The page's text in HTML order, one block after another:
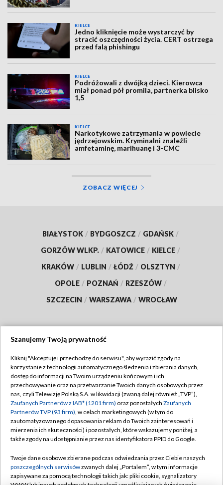
KIELCE
Jedno kliknięcie może wystarczyć by
stracić oszczędności życia. CERT ostrzega
przed falą phishingu
KIELCE
Podróżowali z dwójką dzieci. Kierowca
miał ponad pół promila, partnerka blisko
1,5
KIELCE
Narkotykowe zatrzymania w powiecie
jędrzejowskim. Kryminalni znaleźli
amfetaminę, marihuanę i 3-CMC
ZOBACZ WIĘCEJ
BIAŁYSTOK / BYDGOSZCZ / GDAŃSK /
GORZÓW WLKP. / KATOWICE / KIELCE /
KRAKÓW / LUBLIN / ŁÓDŹ / OLSZTYN /
OPOLE / POZNAŃ / RZESZÓW /
SZCZECIN / WARSZAWA / WROCŁAW
TVP
Abonament TVP
Emisja w TVP
Centrum informacji TVP
Naziemna Telewizja Cyfrowa
Rada Programowa
System NOS
Regulamin TVP
Polityka prywatności
Moje zgody
Pomoc
Kontakt
Szanujemy Twoją prywatność
Kliknij "Akceptuję i przechodzę do serwisu", aby wyrazić zgody na
korzystanie z technologii automatycznego śledzenia i zbierania danych,
dostęp do informacji na Twoim urządzeniu końcowym i ich
przechowywanie oraz na przetwarzanie Twoich danych osobowych przez
nas, czyli Telewizję Polską S.A. w likwidacji (zwaną dalej również „TVP”),
Zaufanych Partnerów z IAB* (1201 firm) oraz pozostałych Zaufanych
Partnerów TVP (93 firm), w celach marketingowych (w tym do
zautomatyzowanego dopasowania reklam do Twoich zainteresowań i
mierzenia ich skuteczności) i pozostałych, które wskazujemy poniżej, a
także zgody na udostępnianie przez nas identyfikatora PPID do Google.
Twoje dane osobowe zbierane podczas odwiedzania przez Ciebie naszych
poszczególnych serwisówzwanych dalej „Portalem”, w tym informacje
zapisywane za pomocą technologii takich jak: pliki cookie, sygnalizatory